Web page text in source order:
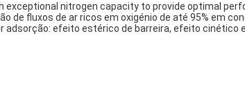
nitrogen capacity to provide optimal
de fluxos de ar ricos em oxigénio de até 95% em
efeito estérico de barreira, efeito cinético